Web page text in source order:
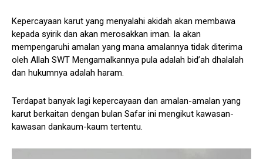
Kepercayaan karut yang menyalahi akidah akan membawa
kepada syirik dan akan merosakkan iman. Ia akan
mempengaruhi amalan yang mana amalannya tidak diterima
oleh Allah SWT Mengamalkannya pula adalah bid’ah dhalalah
dan hukumnya adalah haram.
Terdapat banyak lagi kepercayaan dan amalan-amalan yang
karut berkaitan dengan bulan Safar ini mengikut kawasan-
kawasan dankaum-kaum tertentu.